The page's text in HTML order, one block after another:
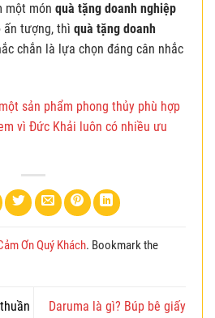
một món quà tặng doanh nghiệp
ấn tượng, thì quà tặng doanh
chắn là lựa chọn đáng cân nhắc
sản phẩm phong thủy phù hợp
vì Đức Khải luôn có nhiều ưu
Ơn Quý Khách. Bookmark the
Daruma là gì? Búp bê giấy